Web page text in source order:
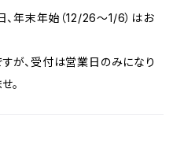
、年末年始（12/26〜1/6）はお
が、受付は営業日のみになり
。